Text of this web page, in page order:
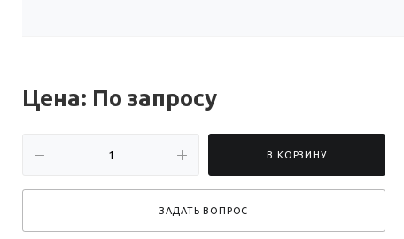
Цена: По запросу
В КОРЗИНУ
ЗАДАТЬ ВОПРОС